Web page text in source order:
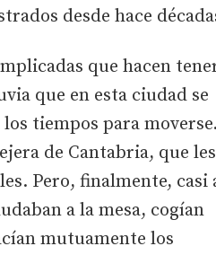
desde hace
que hacen
que en esta ciudad se
tiempos para moverse.
de Cantabria, que les
Pero, finalmente, casi
a la mesa, cogían
mutuamente los